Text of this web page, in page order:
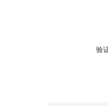
验